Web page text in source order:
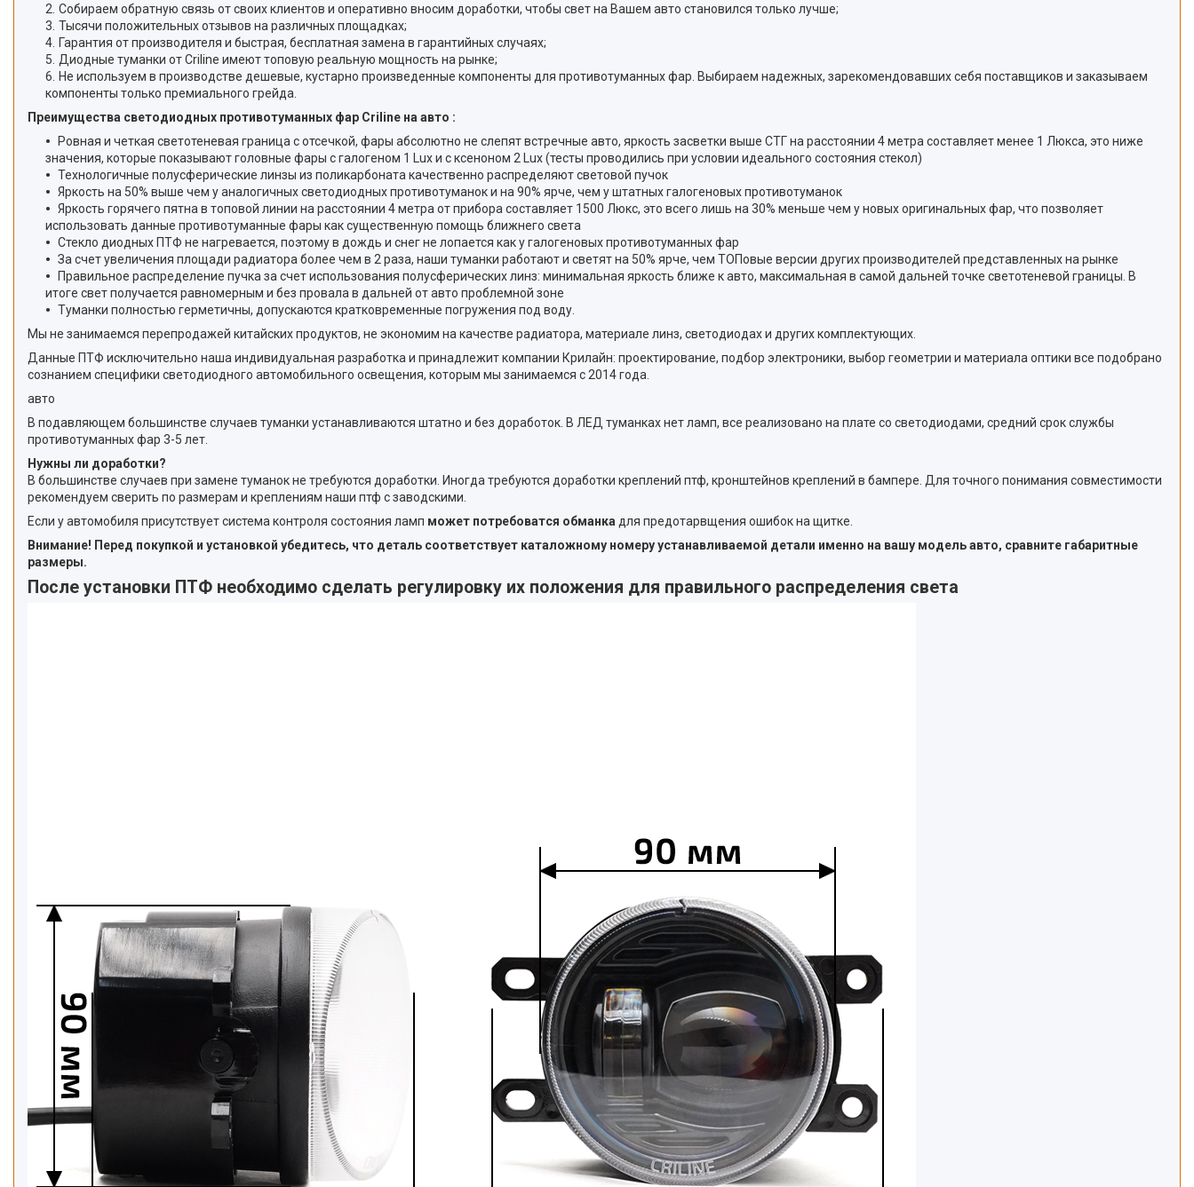
Собираем обратную связь от своих клиентов и оперативно вносим доработки, чтобы свет на Вашем авто становился только лучше;
Тысячи положительных отзывов на различных площадках;
Гарантия от производителя и быстрая, бесплатная замена в гарантийных случаях;
Диодные туманки от Criline имеют топовую реальную мощность на рынке;
Не используем в производстве дешевые, кустарно произведенные компоненты для противотуманных фар. Выбираем надежных, зарекомендовавших себя поставщиков и заказываем
компоненты только премиального грейда.
Преимущества светодиодных противотуманных фар Criline на авто :
Ровная и четкая светотеневая граница с отсечкой, фары абсолютно не слепят встречные авто, яркость засветки выше СТГ на расстоянии 4 метра составляет менее 1 Люкса, это ниже
значения, которые показывают головные фары с галогеном 1 Lux и с ксеноном 2 Lux (тесты проводились при условии идеального состояния стекол)
Технологичные полусферические линзы из поликарбоната качественно распределяют световой пучок
Яркость на 50% выше чем у аналогичных светодиодных противотуманок и на 90% ярче, чем у штатных галогеновых противотуманок
Яркость горячего пятна в топовой линии на расстоянии 4 метра от прибора составляет 1500 Люкс, это всего лишь на 30% меньше чем у новых оригинальных фар, что позволяет
использовать данные противотуманные фары как существенную помощь ближнего света
Стекло диодных ПТФ не нагревается, поэтому в дождь и снег не лопается как у галогеновых противотуманных фар
За счет увеличения площади радиатора более чем в 2 раза, наши туманки работают и светят на 50% ярче, чем ТОПовые версии других производителей представленных на рынке
Правильное распределение пучка за счет использования полусферических линз: минимальная яркость ближе к авто, максимальная в самой дальней точке светотеневой границы. В
итоге свет получается равномерным и без провала в дальней от авто проблемной зоне
Туманки полностью герметичны, допускаются кратковременные погружения под воду.
Мы не занимаемся перепродажей китайских продуктов, не экономим на качестве радиатора, материале линз, светодиодах и других комплектующих.
Данные ПТФ исключительно наша индивидуальная разработка и принадлежит компании Крилайн: проектирование, подбор электроники, выбор геометрии и материала оптики все подобрано
сознанием специфики светодиодного автомобильного освещения, которым мы занимаемся с 2014 года.
авто
В подавляющем большинстве случаев туманки устанавливаются штатно и без доработок. В ЛЕД туманках нет ламп, все реализовано на плате со светодиодами, средний срок службы
противотуманных фар 3-5 лет.
Нужны ли доработки?
В большинстве случаев при замене туманок не требуются доработки. Иногда требуются доработки креплений птф, кронштейнов креплений в бампере. Для точного понимания совместимости
рекомендуем сверить по размерам и креплениям наши птф с заводскими.
Если у автомобиля присутствует система контроля состояния ламп может потребоватся обманка для предотарвщения ошибок на щитке.
Внимание! Перед покупкой и установкой убедитесь, что деталь соответствует каталожному номеру устанавливаемой детали именно на вашу модель авто, сравните габаритные
размеры.
После установки ПТФ необходимо сделать регулировку их положения для правильного распределения света